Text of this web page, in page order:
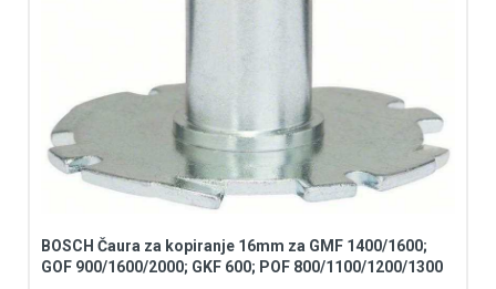
BOSCH Čaura za kopiranje 16mm za GMF 1400/1600;
GOF 900/1600/2000; GKF 600; POF 800/1100/1200/1300